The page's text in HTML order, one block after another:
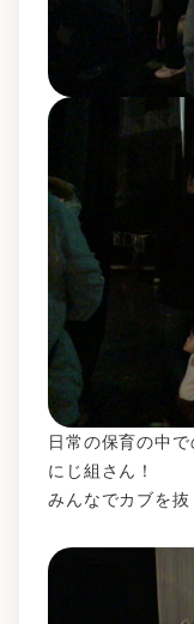
日常の保育の中
にじ組さん！
みんなでカブを